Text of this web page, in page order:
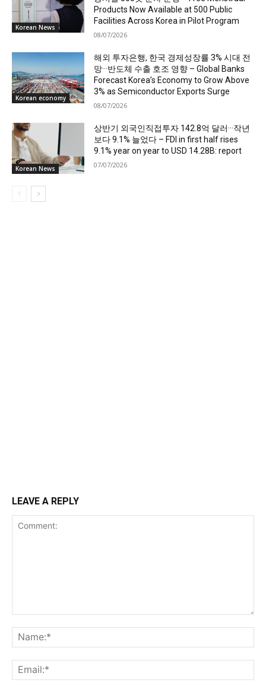
Korean News
Products Now Available at 500 Public
Facilities Across Korea in Pilot Program
08/07/2026
Korean economy
해외 투자은행, 한국 경제성장률 3% 시대 전
망···반도체 수출 호조 영향 – Global Banks
Forecast Korea’s Economy to Grow Above
3% as Semiconductor Exports Surge
08/07/2026
Korean News
상반기 외국인직접투자 142.8억 달러···작년
보다 9.1% 늘었다 – FDI in first half rises
9.1% year on year to USD 14.28B: report
07/07/2026
LEAVE A REPLY